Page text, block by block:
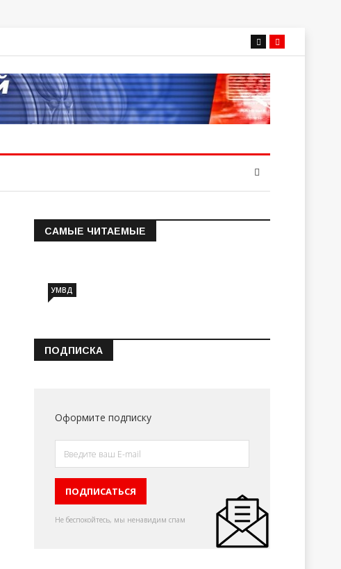
САМЫЕ ЧИТАЕМЫЕ
Информация о состоянии
УМВД
ПОДПИСКА
Оформите подписку
Не беспокойтесь, мы ненавидим спам